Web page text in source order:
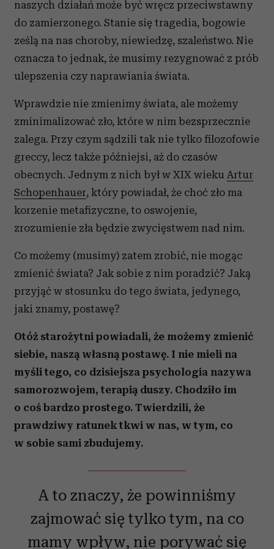
otrzymanymi od Ciebie lub uzyskanymi podczas
korzystania z ich usług.
naszych działań może być wręcz przeciwstawny
do zamierzonego. Stanie się tragedia, bogowie
ześlą na nas choroby, niewiedzę, szaleństwo. Nie
oznacza to jednak, że musimy rezygnować z prób
ulepszenia czy naprawiania świata.
Wprawdzie nie zmienimy świata, ale możemy
zminimalizować zło, które w nim bezsprzecznie
zalega. Przy czym sądzili tak nie tylko filozofowie
greccy, lecz także późniejsi, aż do czasów
obecnych. Jednym z nich był w XIX wieku Artur
Schopenhauer, który powiadał, że choć zło ma
korzenie metafizyczne, to oswojenie,
zrozumienie zła będzie zwycięstwem nad nim.
Co możemy (musimy) zatem zrobić, nie mogąc
zmienić świata? Jak sobie z nim poradzić? Jaką
przyjąć w stosunku do tego świata, jedynego,
jaki znamy, postawę?
Otóż starożytni powiadali, że możemy zmienić
siebie, naszą własną postawę. I nie mieli na
myśli tego, co dzisiejsza psychologia nazywa
samorozwojem, terapią duszy. Chodziło im
o coś bardzo prostego. Twierdzili, że
prawdziwy ratunek tkwi w nas, w tym, co
w sobie sami zbudujemy.
A to znaczy, że powinniśmy
zajmować się tylko tym, na co
mamy wpływ, nie porywać się